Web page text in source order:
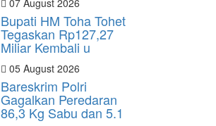
07 August 2026
Bupati HM Toha Tohet
Tegaskan Rp127,27
Miliar Kembali u
05 August 2026
Bareskrim Polri
Gagalkan Peredaran
86,3 Kg Sabu dan 5.1